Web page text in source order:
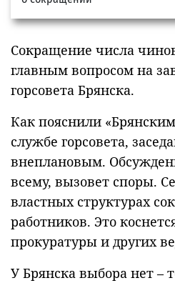
Сокращение числа
главным вопросом на
горсовета Брянска.
Как пояснили
службе горсовета,
внеплановым.
всему, вызовет споры.
властных структурах
работников. Это
прокуратуры и других
У Брянска выбора нет –